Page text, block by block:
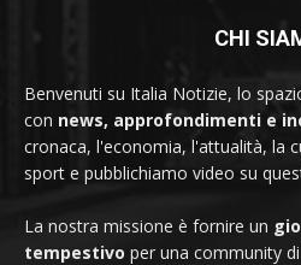
CHI
Benvenuti su Italia Notizie, lo
con news, approfondimenti e
cronaca, l'economia, l'attualità, la
sport e pubblichiamo video su
La nostra missione è fornire un
tempestivo per una community